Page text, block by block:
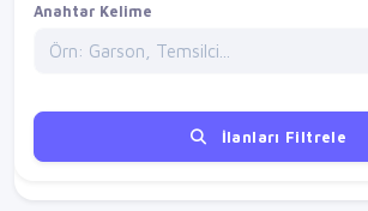
Anahtar Kelime
İlanları Filtrele